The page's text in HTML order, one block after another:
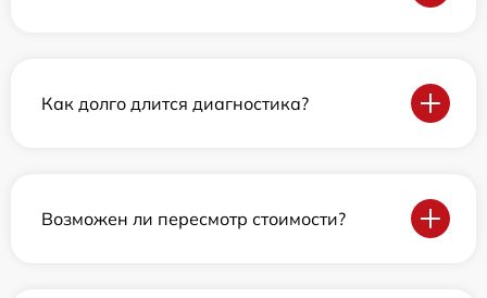
Как долго длится диагностика?
Возможен ли пересмотр стоимости?